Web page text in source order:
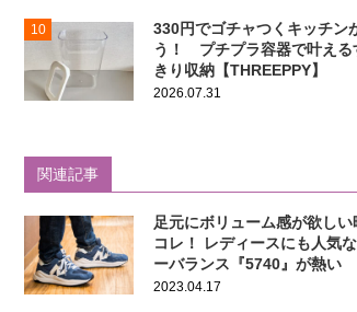
10
330円でゴチャつくキッチン
う！ プチプラ容器で叶える
きり収納【THREEPPY】
2026.07.31
関連記事
足元にボリューム感が欲しい
コレ！ レディースにも人気なニュ
ーバランス『5740』が熱い
2023.04.17